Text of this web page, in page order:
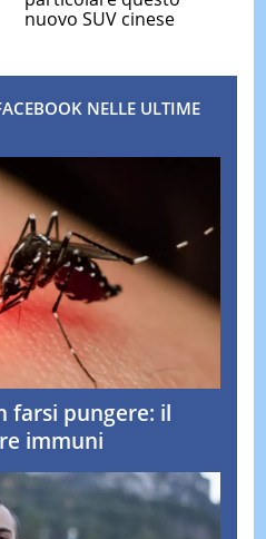
nuovo SUV cinese
NELLE ULTIME
farsi pungere: il
immuni